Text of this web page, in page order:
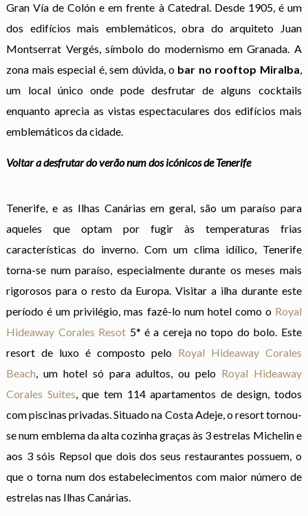
Gran Vía de Colón e em frente à Catedral. Desde 1905, é um
dos edifícios mais emblemáticos, obra do arquiteto Juan
Montserrat Vergés, símbolo do modernismo em Granada. A
zona mais especial é, sem dúvida, o bar no rooftop Miralba,
um local único onde pode desfrutar de alguns cocktails
enquanto aprecia as vistas espectaculares dos edifícios mais
emblemáticos da cidade.
Voltar a desfrutar do verão num dos icónicos de Tenerife
Tenerife, e as Ilhas Canárias em geral, são um paraíso para
aqueles que optam por fugir às temperaturas frias
características do inverno. Com um clima idílico, Tenerife
torna-se num paraíso, especialmente durante os meses mais
rigorosos para o resto da Europa. Visitar a ilha durante este
período é um privilégio, mas fazê-lo num hotel como o Royal
Hideaway Corales Resot 5* é a cereja no topo do bolo. Este
resort de luxo é composto pelo Royal Hideaway Corales
Beach, um hotel só para adultos, ou pelo Royal Hideaway
Corales Suites, que tem 114 apartamentos de design, todos
com piscinas privadas. Situado na Costa Adeje, o resort tornou-
se num emblema da alta cozinha graças às 3 estrelas Michelin e
aos 3 sóis Repsol que dois dos seus restaurantes possuem, o
que o torna num dos estabelecimentos com maior número de
estrelas nas Ilhas Canárias.